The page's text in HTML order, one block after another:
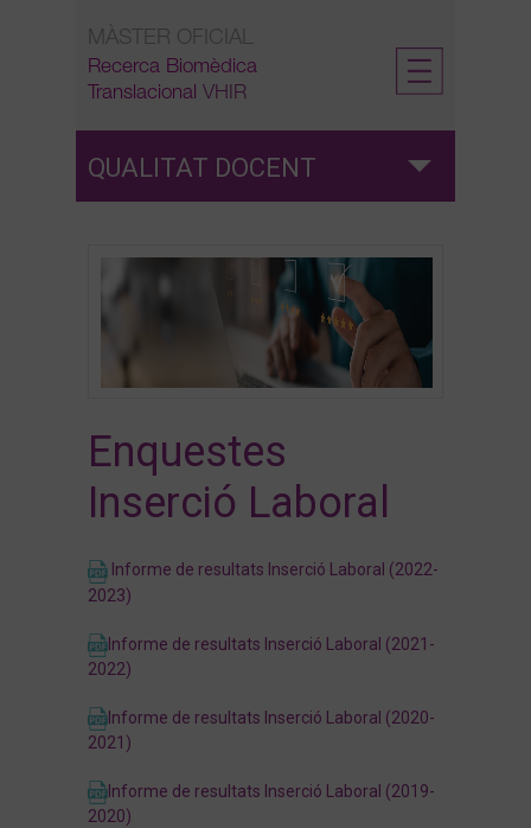
content
MÀSTER OFICIAL
Recerca Biomèdica
Translacional VHIR
QUALITAT DOCENT
Enquestes Inserció Laboral
Enquestes
Inserció Laboral
Informe de resultats Inserció Laboral (2022-
2023)
Informe de resultats Inserció Laboral (2021-
2022)
Informe de resultats Inserció Laboral (2020-
2021)
Informe de resultats Inserció Laboral (2019-
2020)